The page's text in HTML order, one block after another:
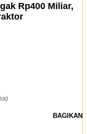
Rp400 Miliar,
BAGIKAN